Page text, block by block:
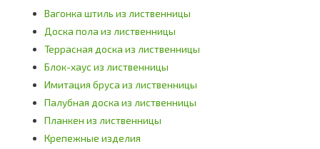
Вагонка штиль из лиственницы
Доска пола из лиственницы
Террасная доска из лиственницы
Блок-хаус из лиственницы
Имитация бруса из лиственницы
Палубная доска из лиственницы
Планкен из лиственницы
Крепежные изделия